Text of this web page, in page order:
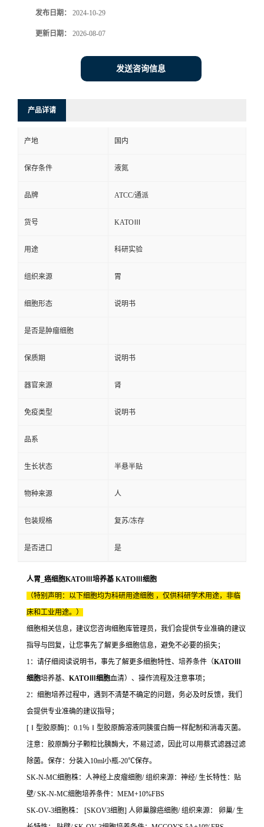
发布日期： 2024-10-29
更新日期： 2026-08-07
发送咨询信息
产品详请
产地 国内
保存条件 液氮
品牌 ATCC/通派
货号 KATOⅢ
用途 科研实验
组织来源 胃
细胞形态 说明书
是否是肿瘤细胞
保质期 说明书
器官来源 肾
免疫类型 说明书
品系
生长状态 半悬半贴
物种来源 人
包装规格 复苏/冻存
是否进口 是
人胃_癌细胞KATOⅢ培养基 KATOⅢ细胞
（特别声明：以下细胞均为科研用途细胞 ，仅供科研学术用途，非临
床和工业用途。）
细胞相关信息，建议您咨询细胞库管理员，我们会提供专业准确的建议
指导与回复，让您事先了解更多细胞信息，避免不必要的损失；
1：请仔细阅读说明书，事先了解更多细胞特性、培养条件（KATOⅢ
细胞培养基、 KATOⅢ细胞血清）、操作流程及注意事项；
2：细胞培养过程中，遇到不清楚不确定的问题，务必及时反馈，我们
会提供专业准确的建议指导；
[Ⅰ型胶原酶]：0.1％Ⅰ型胶原酶溶液同胰蛋白酶一样配制和消毒灭菌。
注意：胶原酶分子颗粒比胰酶大，不易过滤，因此可以用蔡式滤器过滤
除菌。保存：分装入10ml小瓶-20℃保存。
SK-N-MC细胞株：人神经上皮瘤细胞/ 组织来源：神经/ 生长特性：贴
壁/ SK-N-MC细胞培养条件：MEM+10%FBS
SK-OV-3细胞株： [SKOV3细胞] 人卵巢腺癌细胞/ 组织来源： 卵巢/ 生